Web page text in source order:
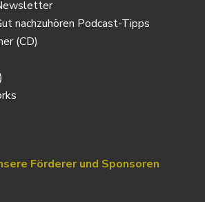
nachzuhören Podcast-Tipps
(CD)
Förderer und Sponsoren